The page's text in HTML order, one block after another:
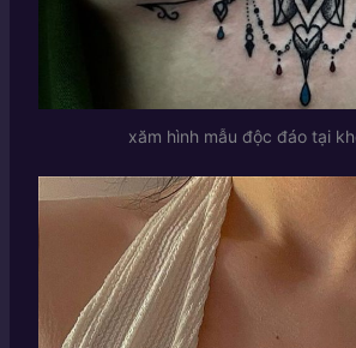
xăm hình mẫu độc đáo tại